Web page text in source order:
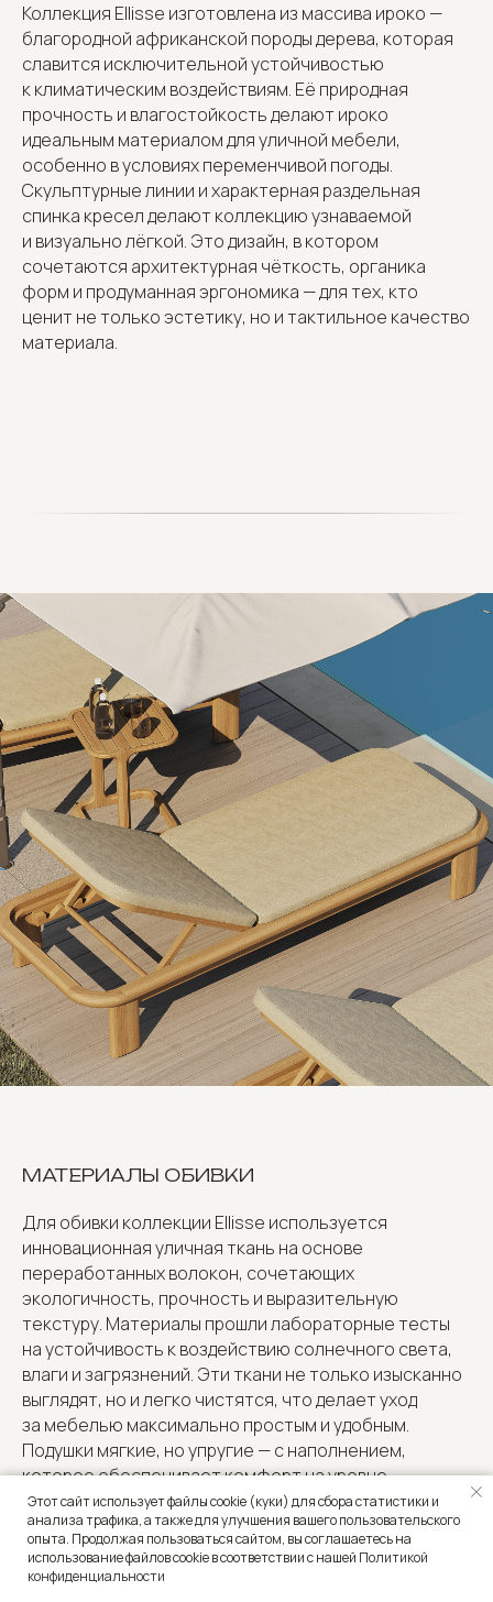
Коллекция Ellisse изготовлена из массива ироко —
благородной африканской породы дерева, которая
славится исключительной устойчивостью
к климатическим воздействиям. Её природная
прочность и влагостойкость делают ироко
идеальным материалом для уличной мебели,
особенно в условиях переменчивой погоды.
Скульптурные линии и характерная раздельная
спинка кресел делают коллекцию узнаваемой
и визуально лёгкой. Это дизайн, в котором
сочетаются архитектурная чёткость, органика
форм и продуманная эргономика — для тех, кто
ценит не только эстетику, но и тактильное качество
материала.
МАТЕРИАЛЫ ОБИВКИ
Для обивки коллекции Ellisse используется
инновационная уличная ткань на основе
переработанных волокон, сочетающих
экологичность, прочность и выразительную
текстуру. Материалы прошли лабораторные тесты
на устойчивость к воздействию солнечного света,
влаги и загрязнений. Эти ткани не только изысканно
выглядят, но и легко чистятся, что делает уход
за мебелью максимально простым и удобным.
Подушки мягкие, но упругие — с наполнением,
которое обеспечивает комфорт на уровне
интерьера, даже на открытом воздухе. Тонкая
цветовая палитра и приглушённые оттенки
подчёркивают лёгкость силуэта и усиливают
гармонию с природным окружением — будь то сад,
Этот сайт использует файлы cookie (куки) для сбора статистики и
анализа трафика, а также для улучшения вашего пользовательского
опыта. Продолжая пользоваться сайтом, вы соглашаетесь на
использование файлов cookie в соответствии с нашей Политикой
конфиденциальности